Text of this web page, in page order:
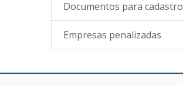
Documentos para cadastro
Empresas penalizadas